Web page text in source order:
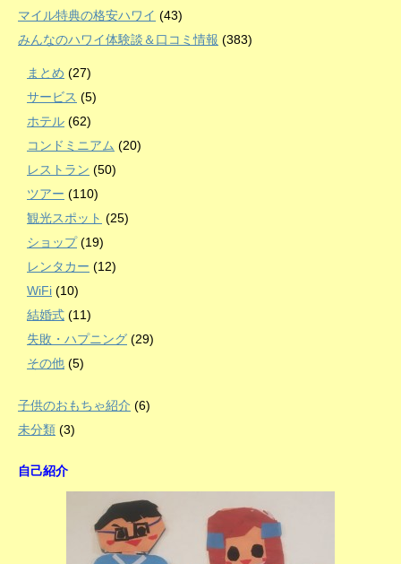
マイル特典の格安ハワイ (43)
みんなのハワイ体験談＆口コミ情報 (383)
まとめ (27)
サービス (5)
ホテル (62)
コンドミニアム (20)
レストラン (50)
ツアー (110)
観光スポット (25)
ショップ(19)
レンタカー (12)
WiFi (10)
結婚式 (11)
失敗・ハプニング (29)
その他 (5)
子供のおもちゃ紹介 (6)
未分類 (3)
自己紹介